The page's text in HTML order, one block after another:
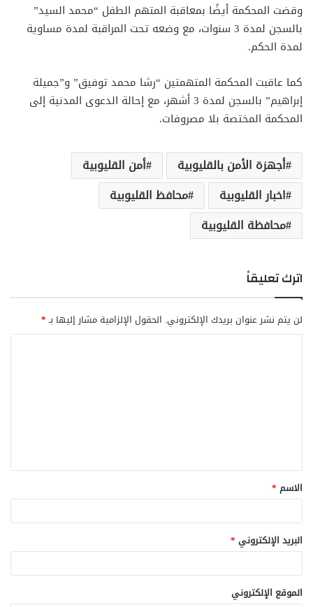
وقضت المحكمة أيضًا بمعاقبة المتهم الطفل “محمد السيد”
بالسجن لمدة 3 سنوات، مع وضعه تحت المراقبة لمدة مساوية
لمدة الحكم.
كما عاقبت المحكمة المتهمتين “رشا محمد توفيق” و”جميلة
إبراهيم” بالسجن لمدة 3 أشهر، مع إحالة الدعوى المدنية إلى
المحكمة المختصة بلا مصروفات.
أجهزة الأمن بالقليوبية
أمن القليوبية
اخبار القليوبية
محافظ القليوبية
محافظة القليوبية
اترك تعليقاً
لن يتم نشر عنوان بريدك الإلكتروني. الحقول الإلزامية مشار إليها بـ*
ق
*
الاسم *
البريد الإلكتروني *
الموقع الإلكتروني